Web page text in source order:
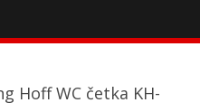
Hoff WC četka KH-